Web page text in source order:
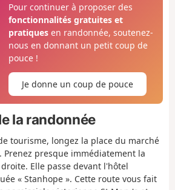
Pour continuer à proposer des
fonctionnalités gratuites et
pratiquesen randonnée, soutenez-
nous en donnant un petit coup de
pouce !
Je donne un coup de pouce
la randonnée
tourisme, longez la place du marché
Prenez presque immédiatement la
Elle passe devant l'hôtel
« Stanhope ». Cette route vous fait